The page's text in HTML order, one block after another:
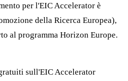
per l'EIC Accelerator è
della Ricerca Europea),
al programma Horizon Europe.
sull'EIC Accelerator